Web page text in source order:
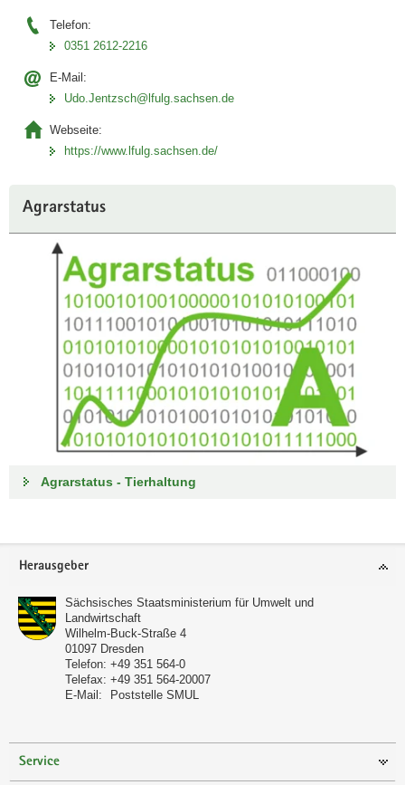
Telefon:
0351 2612-2216
E-Mail:
Udo.Jentzsch@lfulg.sachsen.de
Webseite:
https://www.lfulg.sachsen.de/
Agrarstatus
Agrarstatus - Tierhaltung
Footer-
Herausgeber
Sächsisches Staatsministerium für Umwelt und
Landwirtschaft
Wilhelm-Buck-Straße 4
01097 Dresden
Telefon: +49 351 564-0
Telefax: +49 351 564-20007
E-Mail:
Poststelle SMUL
Service